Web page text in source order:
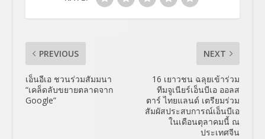
PREVIOUS
เอ็นอีเอ ชวนร่วมสัมมนา
“เคล็ดลับขยายตลาดจาก
Google”
NEXT
16 เยาวชน ฉลุยเข้าร่วม
ทีมจูเนียร์เอ็นบีเอ ออลส
ตาร์ ไทยแลนด์ เตรียมร่วม
สัมผัสประสบการณ์เอ็นบีเอ
ในเดือนตุลาคมนี้ ณ
ประเทศจีน